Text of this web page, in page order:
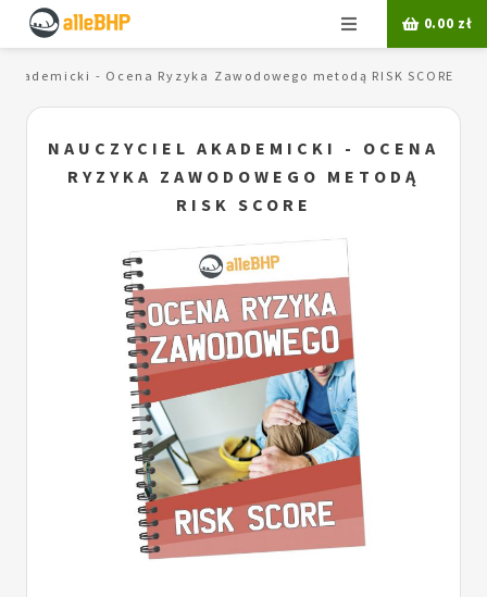
Menu 0.00 zł
- Ocena Ryzyka Zawodowego metodą RISK SCORE
NAUCZYCIEL AKADEMICKI - OCENA
RYZYKA ZAWODOWEGO METODĄ
RISK SCORE